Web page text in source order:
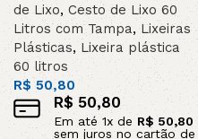
de Lixo, Cesto de Lixo 60
Litros com Tampa,Lixeiras
Plásticas, Lixeira plástica
60 litros
R$ 50,80
R$50,80
Em até1x de R$ 50,80
sem juros no cartão de